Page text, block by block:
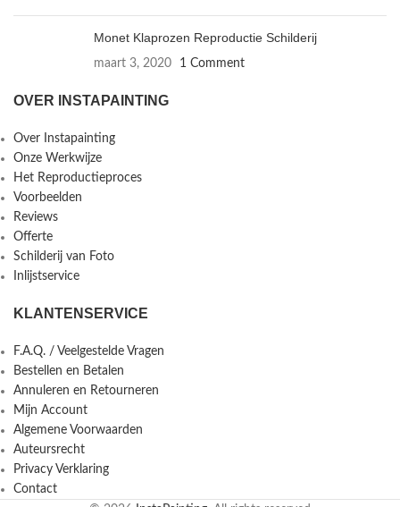
Monet Klaprozen Reproductie Schilderij
maart 3, 2020 1 Comment
OVER INSTAPAINTING
Over Instapainting
Onze Werkwijze
Het Reproductieproces
Voorbeelden
Reviews
Offerte
Schilderij van Foto
Inlijstservice
KLANTENSERVICE
F.A.Q. / Veelgestelde Vragen
Bestellen en Betalen
Annuleren en Retourneren
Mijn Account
Algemene Voorwaarden
Auteursrecht
Privacy Verklaring
Contact